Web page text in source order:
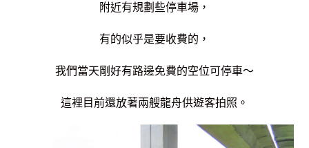
附近有規劃些停車場，
有的似乎是要收費的，
我們當天剛好有路邊免費的空位可停車～
這裡目前還放著兩艘龍舟供遊客拍照。